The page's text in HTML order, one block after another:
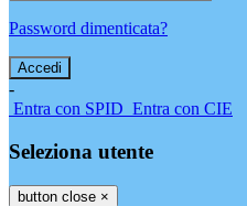
Password dimenticata?
-
Entra con SPID Entra con CIE
Seleziona utente
button close ×